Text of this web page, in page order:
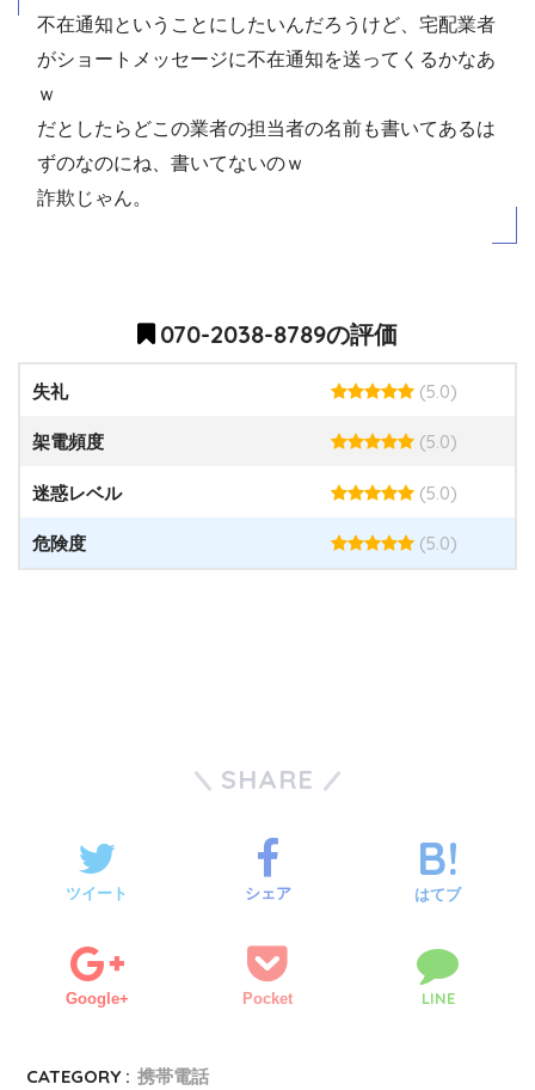
不在通知ということにしたいんだろうけど、宅配業者
がショートメッセージに不在通知を送ってくるかなあ
ｗ
だとしたらどこの業者の担当者の名前も書いてあるは
ずのなのにね、書いてないのｗ
詐欺じゃん。
070-2038-8789の評価
失礼 (5.0)
架電頻度 (5.0)
迷惑レベル (5.0)
危険度 (5.0)
SHARE
ツイート シェア はてブ
Google+ Pocket LINE
CATEGORY : 携帯電話